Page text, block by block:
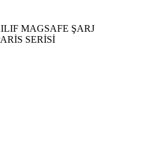
MAGSAFE ŞARJ
SERİSİ